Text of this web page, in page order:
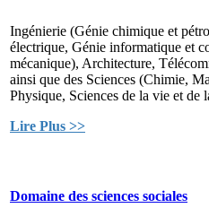
Ingénierie (Génie chimique et
électrique, Génie informatique et
mécanique), Architecture,
ainsi que des Sciences (Chimie,
Physique, Sciences de la vie et de
Lire Plus >>
Domaine des sciences sociales